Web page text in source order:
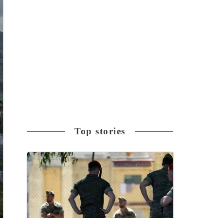
Top stories